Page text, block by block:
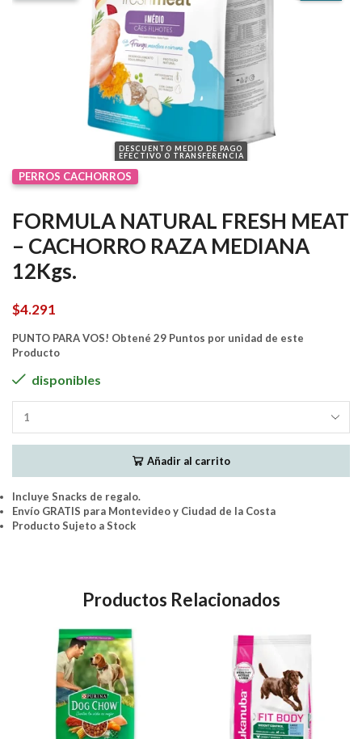
DESCUENTO MEDIO DE PAGO
EFECTIVO O TRANSFERENCIA
PERROS CACHORROS
FORMULA NATURAL FRESH MEAT
– CACHORRO RAZA MEDIANA
12Kgs.
$4.291
PUNTO PARA VOS! Obtené 29 Puntos por unidad de este
Producto
disponibles
MEAT
RAZA
Añadir al carrito
Incluye Snacks de regalo.
Envío GRATIS para Montevideo y Ciudad de la Costa
Producto Sujeto a Stock
Productos Relacionados